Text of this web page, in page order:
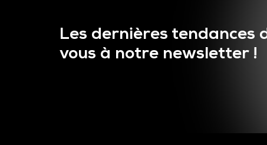
Les dernières tendances
vous à notre newsletter !